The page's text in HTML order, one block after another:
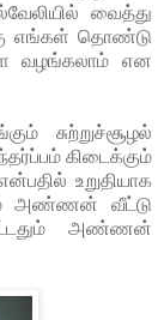
வைத்து
எங்கள் தொண்டு
வழங்கலாம் என
சுற்றுச்சூழல்
கிடைக்கும்
உறுதியாக
அண்ணன் வீட்டு
அண்ணன்